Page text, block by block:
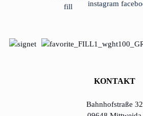
KONTAKT
Bahnhofstraße 32